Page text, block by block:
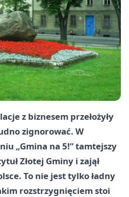
z biznesem przełożyły
zignorować. W
„Gmina na 5!” tamtejszy
Złotej Gminy i zajął
To nie jest tylko ładny
rozstrzygnięciem stoi